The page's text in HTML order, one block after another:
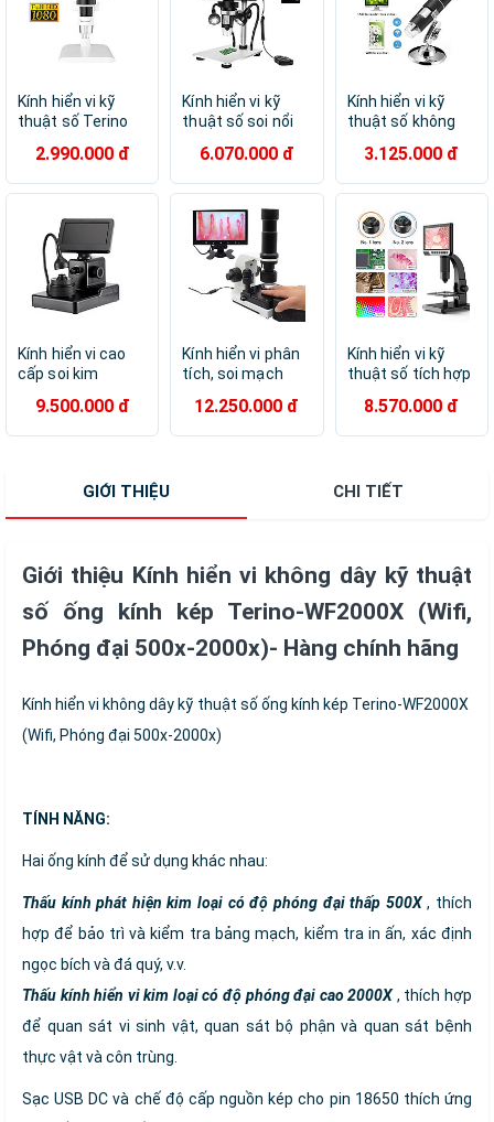
Kính hiển vi kỹ
thuật số Terino
phóng đại
1000X)- Hàng
2.990.000 đ
Kính hiển vi kỹ
thuật số soi nổi
HD (New) Hàng
chính hãng
6.070.000 đ
Kính hiển vi kỹ
thuật số không
WF1000X (Phóng
đại 50x-1000x)-
3.125.000 đ
Kính hiển vi cao
cấp soi kim
1000XHD (50X-
1000X) - Hàng
9.500.000 đ
Kính hiển vi phân
tích, soi mạch
Terino TX-10
(10X-800X) -
12.250.000 đ
Kính hiển vi kỹ
thuật số tích hợp
SMD-4K (Phóng
đại 2000X)- Hàng
8.570.000 đ
GIỚI THIỆU CHI TIẾT
Giới thiệu Kính hiển vi không dây kỹ thuật
số ống kính kép Terino-WF2000X (Wifi,
Phóng đại 500x-2000x)- Hàng chính hãng
Kính hiển vi không dây kỹ thuật số ống kính kép Terino-WF2000X
(Wifi, Phóng đại 500x-2000x)
TÍNH NĂNG:
Hai ống kính để sử dụng khác nhau:
Thấu kính phát hiện kim loại có độ phóng đại thấp 500X, thích
hợp để bảo trì và kiểm tra bảng mạch, kiểm tra in ấn, xác định
ngọc bích và đá quý, v.v.
Thấu kính hiển vi kim loại có độ phóng đại cao 2000X, thích hợp
để quan sát vi sinh vật, quan sát bộ phận và quan sát bệnh
thực vật và côn trùng.
Sạc USB DC và chế độ cấp nguồn kép cho pin 18650 thích ứng